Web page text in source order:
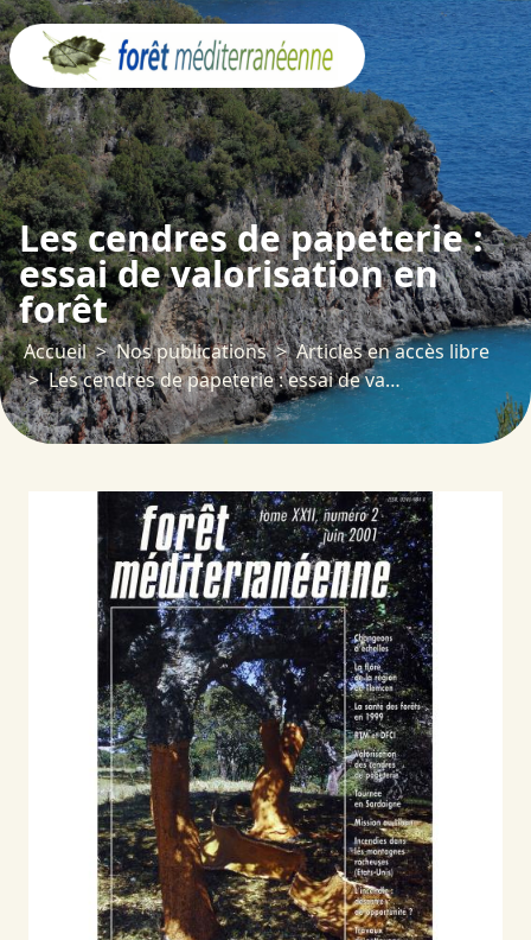
Les cendres de papeterie :
essai de valorisation en
forêt
Accueil Nos publications
Articles en accès libre
Les cendres de papeterie : essai de valorisation en forêt
Panneau de gestion des cookies